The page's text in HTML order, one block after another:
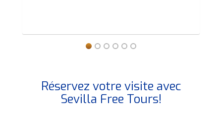
Réservez votre visite avec
Sevilla Free Tours!